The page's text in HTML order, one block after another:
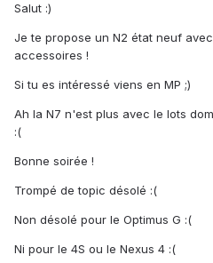
Salut :)
Je te propose un N2 état neuf
accessoires !
Si tu es intéressé viens en MP ;)
Ah la N7 n'est plus avec le lots
:(
Bonne soirée !
Trompé de topic désolé :(
Non désolé pour le Optimus G :(
Ni pour le 4S ou le Nexus 4 :(